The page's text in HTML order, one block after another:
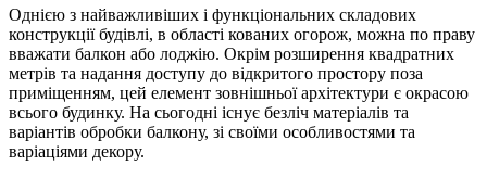
Однією з найважливіших і функціональних складових
конструкції будівлі, в області кованих огорож, можна по праву
вважати балкон або лоджію. Окрім розширення квадратних
метрів та надання доступу до відкритого простору поза
приміщенням, цей елемент зовнішньої архітектури є окрасою
всього будинку. На сьогодні існує безліч матеріалів та
варіантів обробки балкону, зі своїми особливостями та
варіаціями декору.